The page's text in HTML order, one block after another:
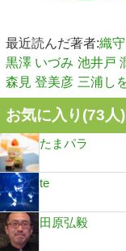
最近読んだ著者:織
黒澤 いづみ 池井戸
森見 登美彦 三浦し
お気に入り(73人)
たまパラ
te
田原弘毅